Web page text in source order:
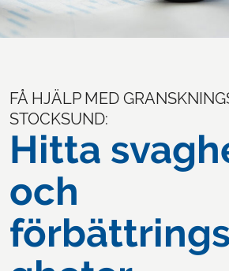
FÅ HJÄLP MED
STOCKSUND:
Hitta
och